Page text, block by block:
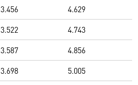
3.456 4.629
3.522 4.743
3.587 4.856
3.698 5.005